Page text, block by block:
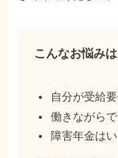
こんなお悩み
自分が受給
働きながら
障害年金は